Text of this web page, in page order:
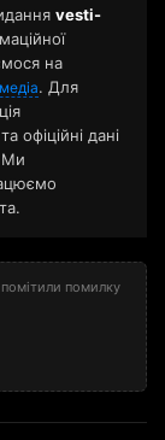
vesti-
на
. Для
та офіційні дані
Ми
помилку